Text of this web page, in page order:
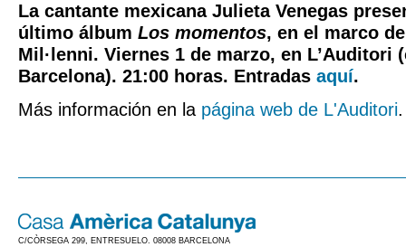
La cantante mexicana Julieta Venegas
último álbum Los momentos, en el marco
Mil·lenni. Viernes 1 de marzo, en L’Auditori
Barcelona). 21:00 horas. Entradas aquí.
Más información en la página web de L'Auditori.
C/CÒRSEGA 299, ENTRESUELO. 08008 BARCELONA